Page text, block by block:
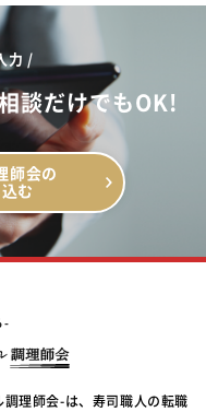
力 /
談だけでもOK!
師会の
む
-
理師会-は、寿司職人の転職